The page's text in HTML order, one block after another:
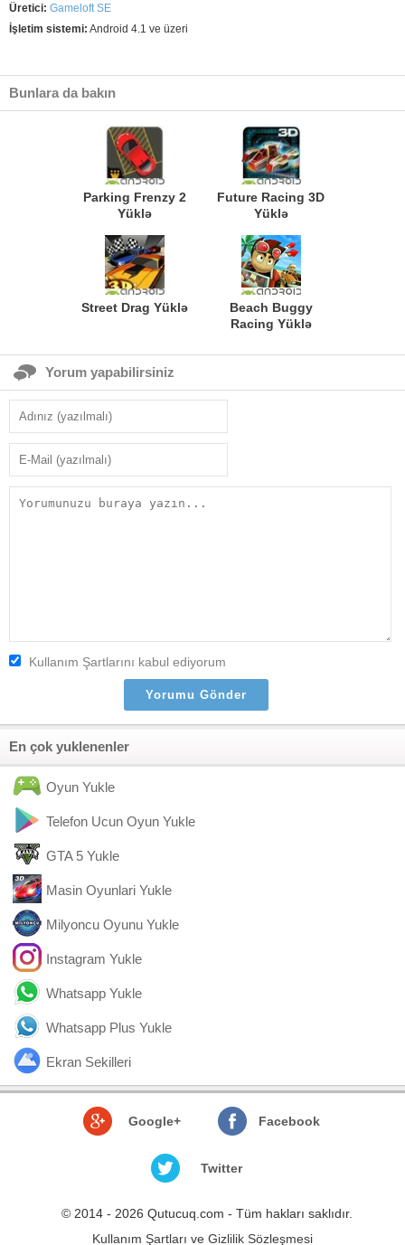
Üretici: Gameloft SE
İşletim sistemi: Android 4.1 ve üzeri
Bunlara da bakın
Parking Frenzy 2
Yüklə
Future Racing 3D
Yüklə
Street Drag Yüklə
Beach Buggy
Racing Yüklə
Yorum yapabilirsiniz
Kullanım Şartlarını kabul ediyorum
En çok yuklenenler
Oyun Yukle
Telefon Ucun Oyun Yukle
GTA 5 Yukle
Masin Oyunlari Yukle
Milyoncu Oyunu Yukle
Instagram Yukle
Whatsapp Yukle
Whatsapp Plus Yukle
Ekran Sekilleri
Google+ Facebook
Twitter
© 2014 - 2026 Qutucuq.com - Tüm hakları saklıdır.
Kullanım Şartları ve Gizlilik Sözleşmesi